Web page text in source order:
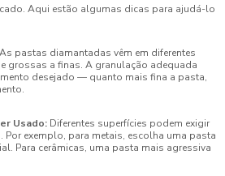
Aqui estão algumas dicas para ajudá-lo
As pastas diamantadas vêm em diferentes
grossas a finas. A granulação adequada
desejado — quanto mais fina a pasta,
Usado: Diferentes superfícies podem exigir
exemplo, para metais, escolha uma pasta
Para cerâmicas, uma pasta mais agressiva